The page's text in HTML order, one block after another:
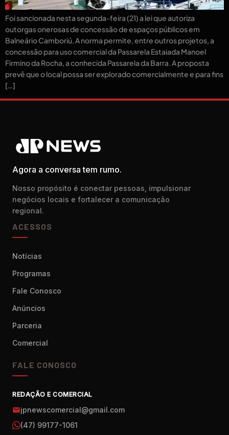
Foi sancionada nesta segunda-feira (21) a lei que autoriza
outorgas onerosas de concessão de espaços públicos em
Balneário Camboriú. A norma permite, entre outros projetos, a
concessão para uso comercial da Passarela Estaiada Manoel
Firmino da Rocha, a conhecida Passarela da Barra. A proposta
prevê que o local possa ser explorado comercialmente e para fins
[…]
Agora a conversa tem rumo.
Nosso propósito é conectar pessoas, impulsionar
negócios locais e fortalecer a comunicação
regional.
ACESSOS
Notícias
Programas
Fale Conosco
Anúncios
Parceria
Comercial
FALE CONOSCO
REDAÇÃO E COMERCIAL
jpnewscomercial@gmail.com
(47) 99177-1061